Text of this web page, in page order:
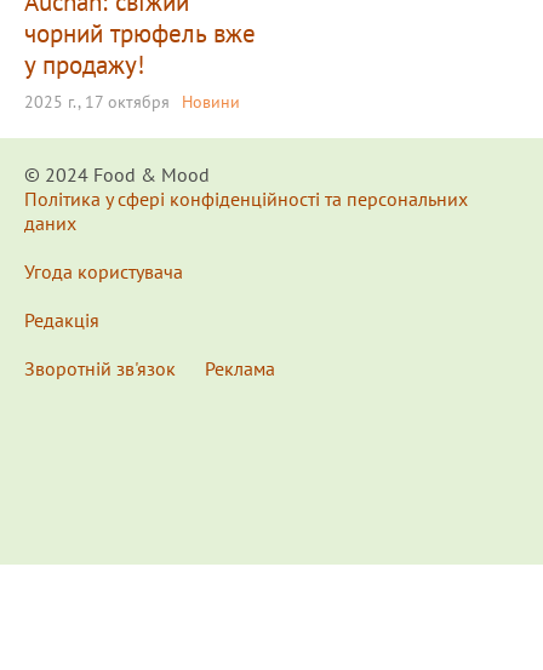
чорний трюфель вже
у продажу!
2025 г., 17 октября Новини
© 2024 Food & Мood
Політика у сфері конфіденційності та персональних
даних
Угода користувача
Редакція
Зворотній зв'язок
Реклама